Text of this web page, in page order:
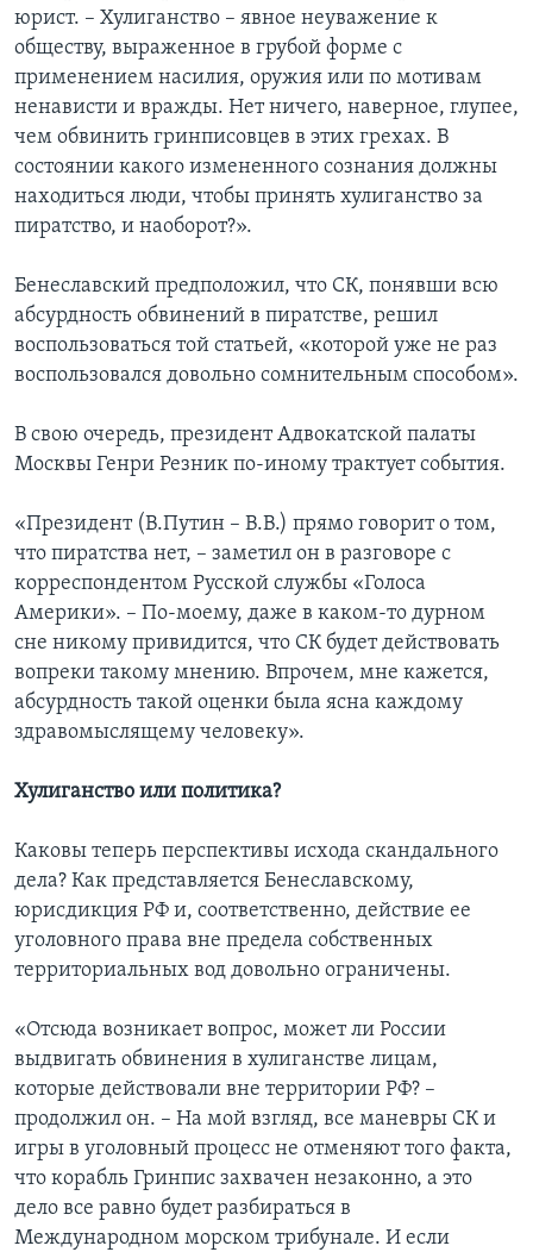
юрист. – Хулиганство – явное неуважение к
обществу, выраженное в грубой форме с
применением насилия, оружия или по мотивам
ненависти и вражды. Нет ничего, наверное, глупее,
чем обвинить гринписовцев в этих грехах. В
состоянии какого измененного сознания должны
находиться люди, чтобы принять хулиганство за
пиратство, и наоборот?».
Бенеславский предположил, что СК, понявши всю
абсурдность обвинений в пиратстве, решил
воспользоваться той статьей, «которой уже не раз
воспользовался довольно сомнительным способом».
В свою очередь, президент Адвокатской палаты
Москвы Генри Резник по-иному трактует события.
«Президент (В.Путин – В.В.) прямо говорит о том,
что пиратства нет, – заметил он в разговоре с
корреспондентом Русской службы «Голоса
Америки». – По-моему, даже в каком-то дурном
сне никому привидится, что СК будет действовать
вопреки такому мнению. Впрочем, мне кажется,
абсурдность такой оценки была ясна каждому
здравомыслящему человеку».
Хулиганство или политика?
Каковы теперь перспективы исхода скандального
дела? Как представляется Бенеславскому,
юрисдикция РФ и, соответственно, действие ее
уголовного права вне предела собственных
территориальных вод довольно ограничены.
«Отсюда возникает вопрос, может ли России
выдвигать обвинения в хулиганстве лицам,
которые действовали вне территории РФ? –
продолжил он. – На мой взгляд, все маневры СК и
игры в уголовный процесс не отменяют того факта,
что корабль Гринпис захвачен незаконно, а это
дело все равно будет разбираться в
Международном морском трибунале. И если